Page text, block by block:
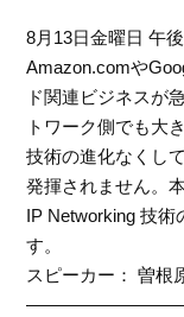
8月13日金曜日 午
Amazon.comや
ド関連ビジネスが
トワーク側でも大
技術の進化なくし
発揮されません。
IP Networking 技術
す。
スピーカー： 曽根